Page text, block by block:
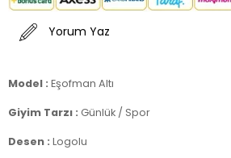
Yorum Yaz
Model : Eşofman Altı
Giyim Tarzı : Günlük / Spor
Desen : Logolu